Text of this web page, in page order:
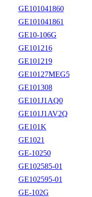
GE101041860
GE101041861
GE10-106G
GE101216
GE101219
GE10127MEG5
GE101308
GE101J1AQ0
GE101J1AV2Q
GE101K
GE1021
GE-10250
GE102585-01
GE102595-01
GE-102G